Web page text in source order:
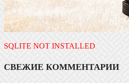
SQLITE NOT INSTALLED
СВЕЖИЕ КОММЕНТАРИИ